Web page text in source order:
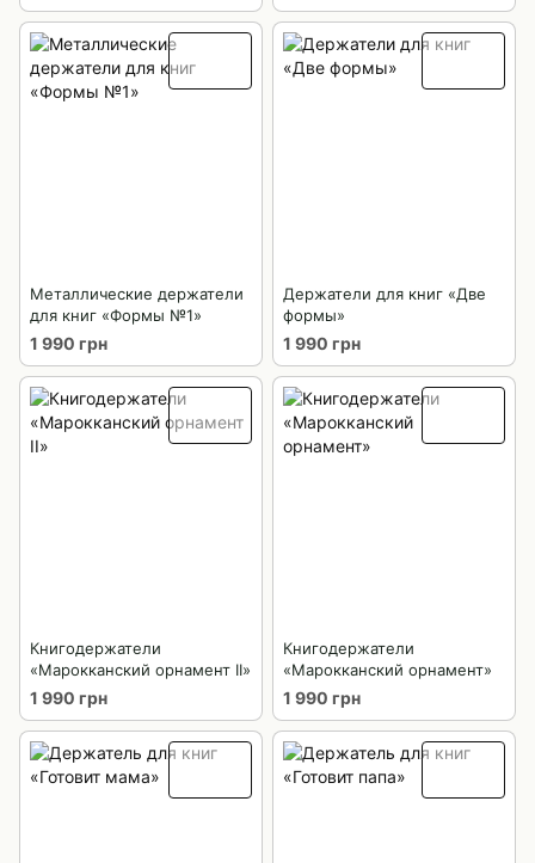
Металлические держатели
для книг «Формы №1»
1 990 грн
Держатели для книг «Две
формы»
1 990 грн
Книгодержатели
«Марокканский орнамент ІІ»
1 990 грн
Книгодержатели
«Марокканский орнамент»
1 990 грн